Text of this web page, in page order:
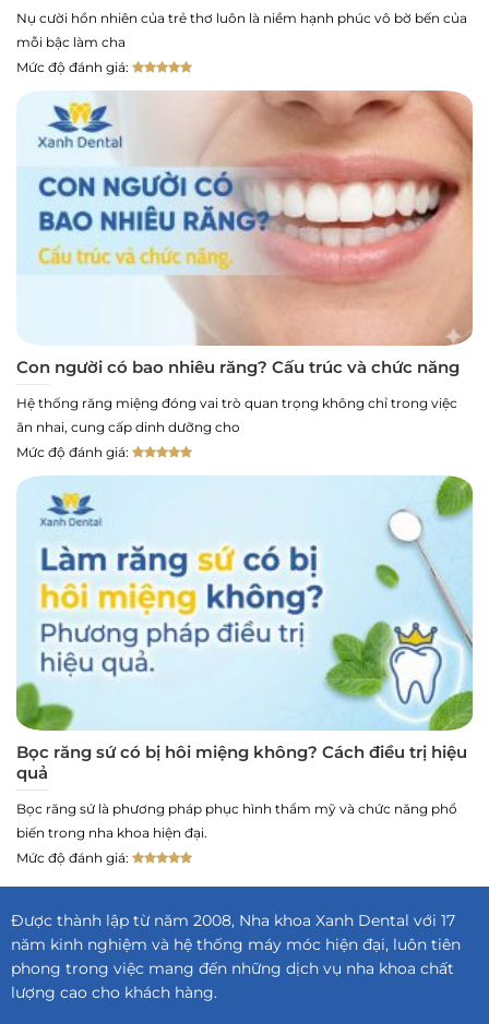
Nụ cười hồn nhiên của trẻ thơ luôn là niềm hạnh phúc vô bờ bến của
mỗi bậc làm cha
Mức độ đánh giá:
Con người có bao nhiêu răng? Cấu trúc và chức năng
Hệ thống răng miệng đóng vai trò quan trọng không chỉ trong việc
ăn nhai, cung cấp dinh dưỡng cho
Mức độ đánh giá:
Bọc răng sứ có bị hôi miệng không? Cách điều trị hiệu
quả
Bọc răng sứ là phương pháp phục hình thẩm mỹ và chức năng phổ
biến trong nha khoa hiện đại.
Mức độ đánh giá:
Được thành lập từ năm 2008, Nha khoa Xanh Dental với 17
năm kinh nghiệm và hệ thống máy móc hiện đại, luôn tiên
phong trong việc mang đến những dịch vụ nha khoa chất
lượng cao cho khách hàng.